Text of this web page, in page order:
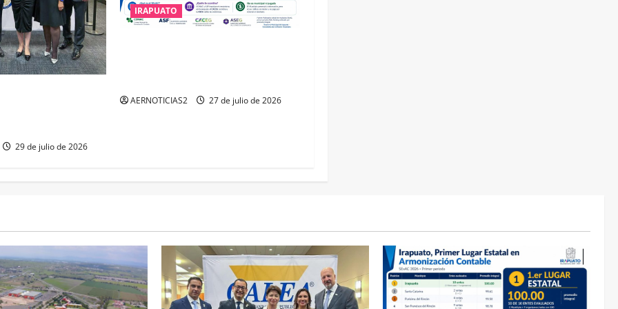
29 de julio de 2026
IRAPUATO
AERNOTICIAS2 27 de julio de 2026